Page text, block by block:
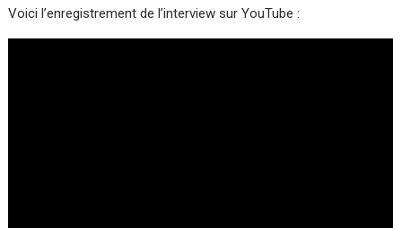
Voici l’enregistrement de l’interview sur YouTube :